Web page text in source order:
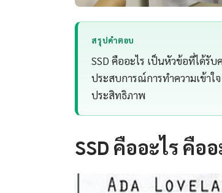
สรุปคำตอบ
SSD คืออะไร เป็นหัวข้อที่ได้รั
ประสบการณ์การทำความเข้าใ
ประสิทธิภาพ
SSD คืออะไร คือ